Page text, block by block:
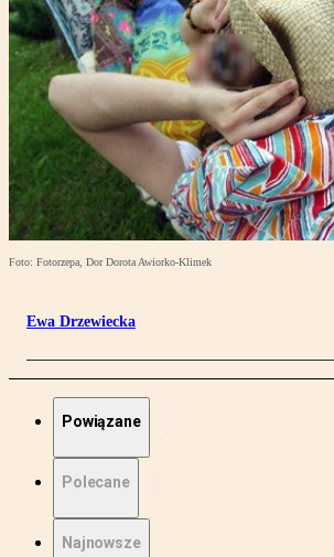
Foto: Fotorzepa, Dor Dorota Awiorko-Klimek
Ewa Drzewiecka
Powiązane
Polecane
Najnowsze